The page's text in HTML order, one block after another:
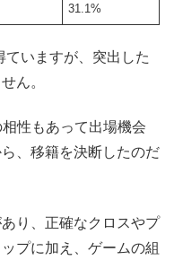
31.1%
いますが、突出した
ん。
性もあって出場機会
、移籍を決断したのだ
り、正確なクロスやプ
プに加え、ゲームの組